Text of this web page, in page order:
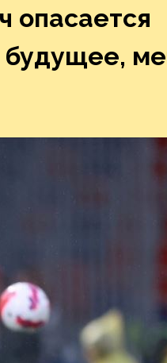
опасается